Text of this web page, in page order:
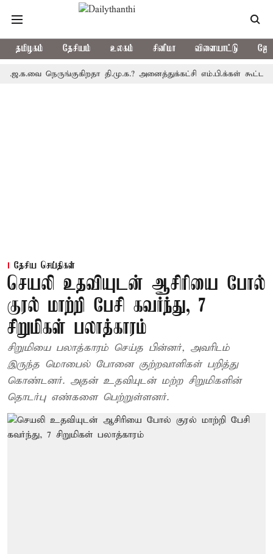
தமிழகம் தேசியம் உலகம் சினிமா விளையாட்டு
நெருங்குகிறதா தி.மு.க.? அனைத்துக்கட்சி எம்.பி.க்கள் கூட்டத்தை
தேசிய செய்திகள்
செயலி உதவியுடன் ஆசிரியை போல்
குரல் மாற்றி பேசி கவர்ந்து, 7
சிறுமிகள் பலாத்காரம்
சிறுமியை பலாத்காரம் செய்த பின்னர், அவரிடம்
இருந்த மொபைல் போனை குற்றவாளிகள் பறித்து
கொண்டனர். அதன் உதவியுடன் மற்ற சிறுமிகளின்
தொடர்பு எண்களை பெற்றுள்ளனர்.